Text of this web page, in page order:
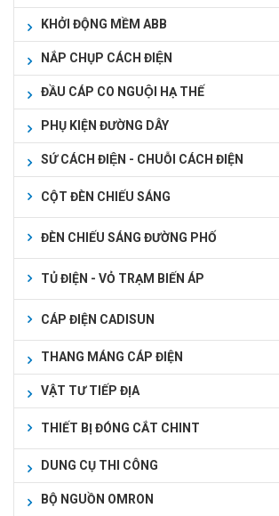
KHỞI ĐỘNG MỀM ABB
NẮP CHỤP CÁCH ĐIỆN
ĐẦU CÁP CO NGUỘI HẠ THẾ
PHỤ KIỆN ĐƯỜNG DÂY
SỨ CÁCH ĐIỆN - CHUỖI CÁCH ĐIỆN
CỘT ĐÈN CHIẾU SÁNG
ĐÈN CHIẾU SÁNG ĐƯỜNG PHỐ
TỦ ĐIỆN - VỎ TRẠM BIẾN ÁP
CÁP ĐIỆN CADISUN
THANG MÁNG CÁP ĐIỆN
VẬT TƯ TIẾP ĐỊA
THIẾT BỊ ĐÓNG CẮT CHINT
DUNG CỤ THI CÔNG
BỘ NGUỒN OMRON